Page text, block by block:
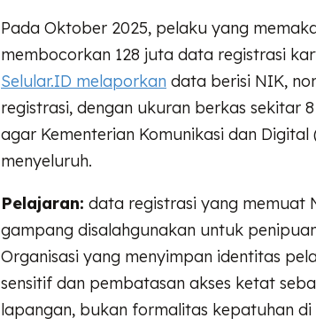
Pada Oktober 2025, pelaku yang
membocorkan 128 juta data registrasi
Selular.ID melaporkan data berisi NIK,
registrasi, dengan ukuran berkas sekitar
agar Kementerian Komunikasi dan
menyeluruh.
Pelajaran: data registrasi yang memuat
gampang disalahgunakan untuk
Organisasi yang menyimpan identitas
sensitif dan pembatasan akses ketat
lapangan, bukan formalitas kepatuhan di